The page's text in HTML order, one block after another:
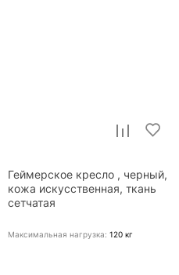
Геймерское кресло , черный,
кожа искусственная, ткань
сетчатая
Максимальная нагрузка: 120 кг